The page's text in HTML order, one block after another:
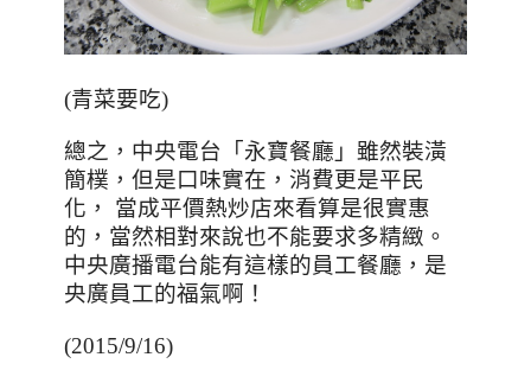
(青菜要吃)
總之，中央電台「永寶餐廳」雖然裝潢
簡樸，但是口味實在，消費更是平民
化，
當成平價熱炒店來看算是很實惠
的，當然相對來說也不能要求多精緻。
中央廣播電台能有這樣的員工餐廳，是
央廣員工的福氣啊！
(2015/9/16)